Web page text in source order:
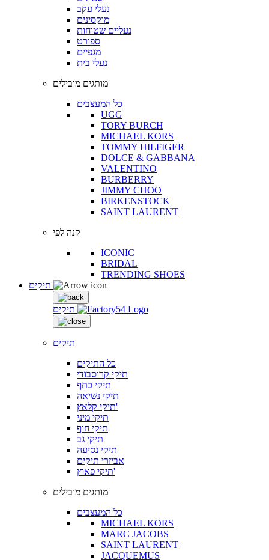
נעלי עקב
מוקסינים
נעליים שטוחות
ספורט
מגפיים
נעלי בית
מותגים מובילים
כל המעצבים
UGG
TORY BURCH
MICHAEL KORS
TOMMY HILFIGER
DOLCE & GABBANA
VALENTINO
BURBERRY
JIMMY CHOO
BIRKENSTOCK
SAINT LAURENT
קנה לפי
ICONIC
BRIDAL
TRENDING SHOES
תיקים
תיקים
כל התיקים
תיקי קרוסבודי
תיקי כתף
תיקי נשיאה
תיקי קלאץ'
תיקי מיני
תיקי חוף
תיקי גב
תיקי נסיעה
אביזרי תיקים
תיקי פאוץ'
מותגים מובילים
כל המעצבים
MICHAEL KORS
MARC JACOBS
SAINT LAURENT
JACQUEMUS